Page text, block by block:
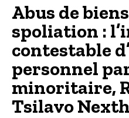
Abus de
spoliation :
contestable
personnel
minoritaire,
Tsilavo